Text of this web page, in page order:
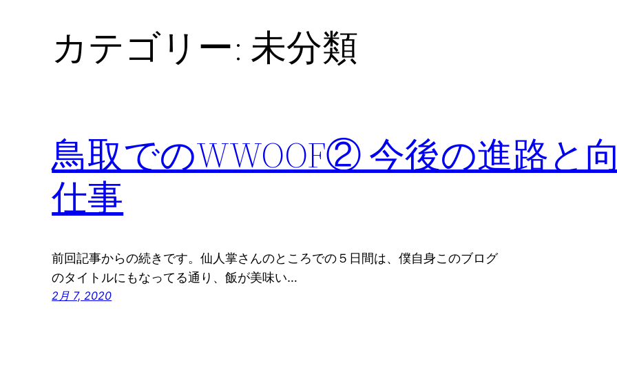
カテゴリー: 未分類
鳥取でのWWOOF② 今後の進路と
仕事
前回記事からの続きです。仙人掌さんのところでの５日間は、僕自身このブログ
のタイトルにもなってる通り、飯が美味い…
2月 7, 2020